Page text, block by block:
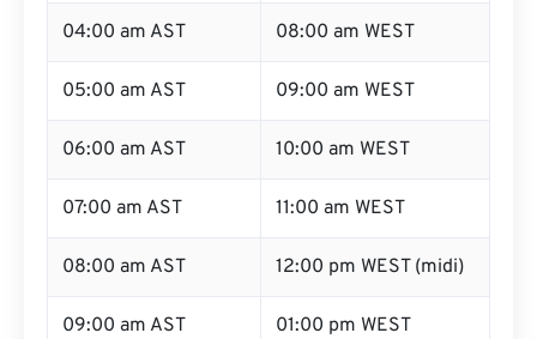
04:00 am AST 08:00 am WEST
05:00 am AST 09:00 am WEST
06:00 am AST 10:00 am WEST
07:00 am AST 11:00 am WEST
08:00 am AST 12:00 pm WEST (midi)
09:00 am AST 01:00 pm WEST